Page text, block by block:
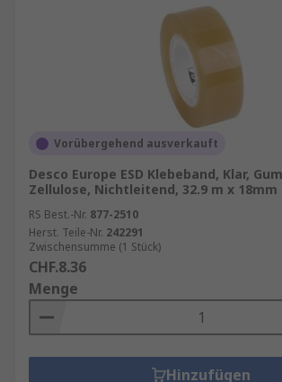
Vorübergehend ausverkauft
Desco Europe ESD Klebeband, Klar,
Zellulose, Nichtleitend, 32.9 m x 18mm
RS Best.-Nr. 877-2510
Herst. Teile-Nr. 242291
Zwischensumme (1 Stück)
CHF.8.36
Menge
Hinzufügen